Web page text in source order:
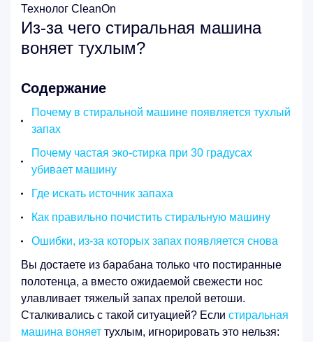
Технолог CleanOn
Из-за чего стиральная машина
воняет тухлым?
Содержание
Почему в стиральной машине появляется тухлый
запах
Почему частая эко-стирка при 30 градусах
убивает машину
Где искать источник запаха
Как правильно почистить стиральную машину
Ошибки, из-за которых запах появляется снова
Вы достаете из барабана только что постиранные
полотенца, а вместо ожидаемой свежести нос
улавливает тяжелый запах прелой ветоши.
Сталкивались с такой ситуацией? Если стиральная
машина воняет тухлым, игнорировать это нельзя: